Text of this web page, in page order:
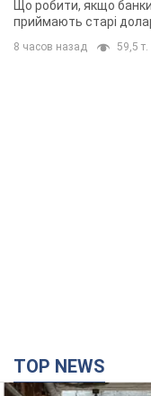
Армія Росії
горіла